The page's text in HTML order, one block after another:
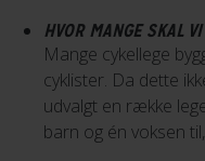
HVOR MANGE SKAL
Mange cykellege
cyklister. Da dette
udvalgt en række
barn og én voksen